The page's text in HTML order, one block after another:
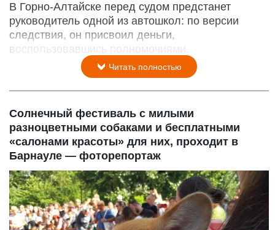
В Горно-Алтайске перед судом предстанет
руководитель одной из автошкол: по версии
следствия, он присвоил деньги,
воспользовавшись полномочиями.
Читать полностью
Солнечный фестиваль с милыми
разноцветными собаками и бесплатными
«салонами красоты» для них, проходит в
Барнауле — фоторепортаж